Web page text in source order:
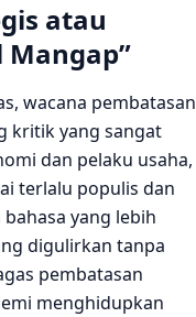
atau
Mangap”
wacana pembatasan
kritik yang sangat
dan pelaku usaha,
terlalu populis dan
yang lebih
digulirkan tanpa
pembatasan
menghidupkan